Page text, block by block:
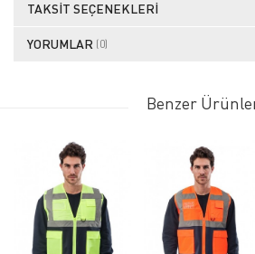
TAKSIT SEÇENEKLERI
YORUMLAR (0)
Benzer